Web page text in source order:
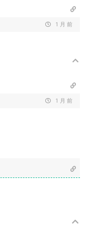
1 月 前
1 月 前